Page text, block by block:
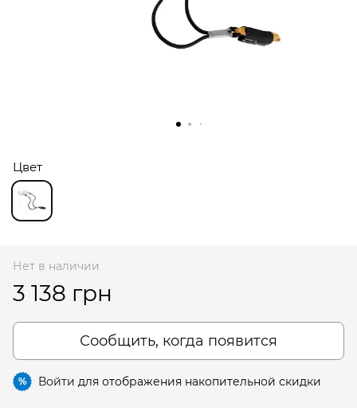
Цвет
Нет в наличии
3 138 грн
Сообщить, когда появится
% Войти для отображения накопительной скидки